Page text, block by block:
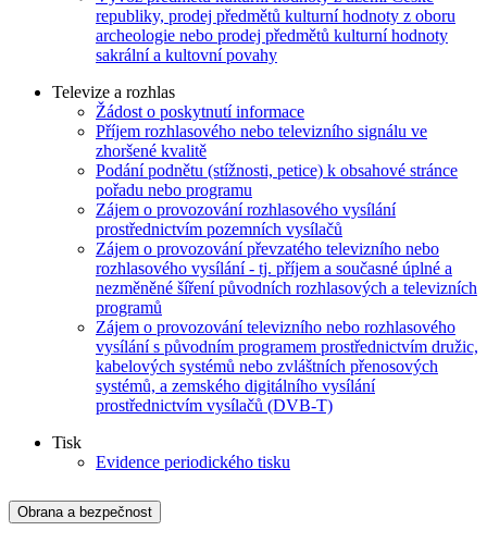
republiky, prodej předmětů kulturní hodnoty z oboru
archeologie nebo prodej předmětů kulturní hodnoty
sakrální a kultovní povahy
Televize a rozhlas
Žádost o poskytnutí informace
Příjem rozhlasového nebo televizního signálu ve
zhoršené kvalitě
Podání podnětu (stížnosti, petice) k obsahové stránce
pořadu nebo programu
Zájem o provozování rozhlasového vysílání
prostřednictvím pozemních vysílačů
Zájem o provozování převzatého televizního nebo
rozhlasového vysílání - tj. příjem a současné úplné a
nezměněné šíření původních rozhlasových a televizních
programů
Zájem o provozování televizního nebo rozhlasového
vysílání s původním programem prostřednictvím družic,
kabelových systémů nebo zvláštních přenosových
systémů, a zemského digitálního vysílání
prostřednictvím vysílačů (DVB-T)
Tisk
Evidence periodického tisku
Obrana a bezpečnost